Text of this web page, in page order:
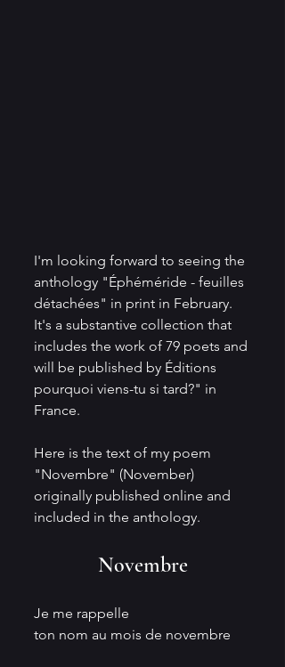
I'm looking forward to seeing the
anthology "Éphéméride - feuilles
détachées" in print in February.
It's a substantive collection that
includes the work of 79 poets and
will be published by Éditions
pourquoi viens-tu si tard?" in
France.
Here is the text of my poem
"Novembre" (November)
originally published online and
included in the anthology.
Novembre
Je me rappelle
ton nom au mois de novembre